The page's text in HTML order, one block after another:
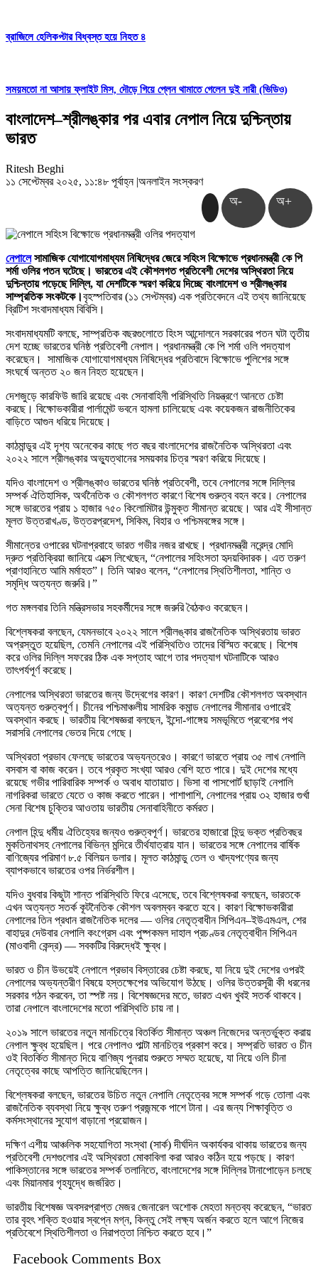
ব্রাজিলে হেলিকপ্টার বিধ্বস্ত হয়ে নিহত ৪
সময়মতো না আসায় ফ্লাইট মিস, দৌড়ে গিয়ে প্লেন থামাতে গেলেন দুই নারী (ভিডিও)
বাংলাদেশ–শ্রীলঙ্কার পর এবার নেপাল নিয়ে দুশ্চিন্তায়
ভারত
Ritesh Beghi
১১ সেপ্টেম্বর ২০২৫, ১১:৪৮ পূর্বাহ্ন |অনলাইন সংস্করণ
অ- অ+
নেপালেসামাজিক যোগাযোগমাধ্যম নিষিদ্ধের জেরে সহিংস বিক্ষোভে প্রধানমন্ত্রী কে পি
শর্মা ওলির পতন ঘটেছে। ভারতের এই কৌশলগত প্রতিবেশী দেশের অস্থিরতা নিয়ে
দুশ্চিন্তায় পড়েছে দিল্লি, যা দেশটিকে স্মরণ করিয়ে দিচ্ছে বাংলাদেশ ও শ্রীলঙ্কার
সাম্প্রতিক সংকটকে।বৃহস্পতিবার (১১ সেপ্টম্বর) এক প্রতিবেদনে এই তথ্য জানিয়েছে
ব্রিটিশ সংবাদমাধ্যম বিবিসি।
সংবাদমাধ্যমটি বলছে, সাম্প্রতিক বছরগুলোতে হিংস আন্দোলনে সরকারের পতন ঘটা তৃতীয়
দেশ হচ্ছে ভারতের ঘনিষ্ঠ প্রতিবেশী নেপাল। প্রধানমন্ত্রী কে পি শর্মা ওলি পদত্যাগ
করেছেন। সামাজিক যোগাযোগমাধ্যম নিষিদ্ধের প্রতিবাদে বিক্ষোভে পুলিশের সঙ্গে
সংঘর্ষে অন্তত ২০ জন নিহত হয়েছেন।
দেশজুড়ে কারফিউ জারি রয়েছে এবং সেনাবাহিনী পরিস্থিতি নিয়ন্ত্রণে আনতে চেষ্টা
করছে। বিক্ষোভকারীরা পার্লামেন্ট ভবনে হামলা চালিয়েছে এবং কয়েকজন রাজনীতিকের
বাড়িতে আগুন ধরিয়ে দিয়েছে।
কাঠমান্ডুর এই দৃশ্য অনেকের কাছে গত বছর বাংলাদেশের রাজনৈতিক অস্থিরতা এবং
২০২২ সালে শ্রীলঙ্কার অভ্যুত্থানের সময়কার চিত্র স্মরণ করিয়ে দিয়েছে।
যদিও বাংলাদেশ ও শ্রীলঙ্কাও ভারতের ঘনিষ্ঠ প্রতিবেশী, তবে নেপালের সঙ্গে দিল্লির
সম্পর্ক ঐতিহাসিক, অর্থনৈতিক ও কৌশলগত কারণে বিশেষ গুরুত্ব বহন করে। নেপালের
সঙ্গে ভারতের প্রায় ১ হাজার ৭৫০ কিলোমিটার উন্মুক্ত সীমান্ত রয়েছে। আর এই সীসান্ত
মূলত উত্তরাখণ্ড, উত্তরপ্রদেশ, সিকিম, বিহার ও পশ্চিমবঙ্গের সঙ্গে।
সীমান্তের ওপারের ঘটনাপ্রবাহে ভারত গভীর নজর রাখছে। প্রধানমন্ত্রী নরেন্দ্র মোদি
দ্রুত প্রতিক্রিয়া জানিয়ে এক্সে লিখেছেন, “নেপালের সহিংসতা হৃদয়বিদারক। এত তরুণ
প্রাণহানিতে আমি মর্মাহত”। তিনি আরও বলেন, “নেপালের স্থিতিশীলতা, শান্তি ও
সমৃদ্ধি অত্যন্ত জরুরি।”
গত মঙ্গলবার তিনি মন্ত্রিসভার সহকর্মীদের সঙ্গে জরুরি বৈঠকও করেছেন।
বিশ্লেষকরা বলছেন, যেমনভাবে ২০২২ সালে শ্রীলঙ্কার রাজনৈতিক অস্থিরতায় ভারত
অপ্রস্তুত হয়েছিল, তেমনি নেপালের এই পরিস্থিতিও তাদের বিস্মিত করেছে। বিশেষ
করে ওলির দিল্লি সফরের ঠিক এক সপ্তাহ আগে তার পদত্যাগ ঘটনাটিকে আরও
তাৎপর্যপূর্ণ করেছে।
নেপালের অস্থিরতা ভারতের জন্য উদ্বেগের কারণ। কারণ দেশটির কৌশলগত অবস্থান
অত্যন্ত গুরুত্বপূর্ণ। চীনের পশ্চিমাঞ্চলীয় সামরিক কমান্ড নেপালের সীমানার ওপারেই
অবস্থান করছে। ভারতীয় বিশেষজ্ঞরা বলছেন, ইন্দো-গাঙ্গেয় সমভূমিতে প্রবেশের পথ
সরাসরি নেপালের ভেতর দিয়ে গেছে।
অস্থিরতা প্রভাব ফেলছে ভারতের অভ্যন্তরেও। কারণে ভারতে প্রায় ৩৫ লাখ নেপালি
বসবাস বা কাজ করেন। তবে প্রকৃত সংখ্যা আরও বেশি হতে পারে। দুই দেশের মধ্যে
রয়েছে গভীর পারিবারিক সম্পর্ক ও অবাধ যাতায়াত। ভিসা বা পাসপোর্ট ছাড়াই নেপালি
নাগরিকরা ভারতে যেতে ও কাজ করতে পারেন। পাশাপাশি, নেপালের প্রায় ৩২ হাজার গুর্খা
সেনা বিশেষ চুক্তির আওতায় ভারতীয় সেনাবাহিনীতে কর্মরত।
নেপাল হিন্দু ধর্মীয় ঐতিহ্যের জন্যও গুরুত্বপূর্ণ। ভারতের হাজারো হিন্দু ভক্ত প্রতিবছর
মুকতিনাথসহ নেপালের বিভিন্ন মন্দিরে তীর্থযাত্রায় যান। ভারতের সঙ্গে নেপালের বার্ষিক
বাণিজ্যের পরিমাণ ৮.৫ বিলিয়ন ডলার। মূলত কাঠমান্ডু তেল ও খাদ্যপণ্যের জন্য
ব্যাপকভাবে ভারতের ওপর নির্ভরশীল।
যদিও বুধবার কিছুটা শান্ত পরিস্থিতি ফিরে এসেছে, তবে বিশ্লেষকরা বলছেন, ভারতকে
এখন অত্যন্ত সতর্ক কূটনৈতিক কৌশল অবলম্বন করতে হবে। কারণ বিক্ষোভকারীরা
নেপালের তিন প্রধান রাজনৈতিক দলের — ওলির নেতৃত্বাধীন সিপিএন–ইউএমএল, শের
বাহাদুর দেউবার নেপালি কংগ্রেস এবং পুষ্পকমল দাহাল প্রচণ্ডর নেতৃত্বাধীন সিপিএন
(মাওবাদী কেন্দ্র) — সবকটির বিরুদ্ধেই ক্ষুব্ধ।
ভারত ও চীন উভয়েই নেপালে প্রভাব বিস্তারের চেষ্টা করছে, যা নিয়ে দুই দেশের ওপরই
নেপালের অভ্যন্তরীণ বিষয়ে হস্তক্ষেপের অভিযোগ উঠছে। ওলির উত্তরসূরী কী ধরনের
সরকার গঠন করবেন, তা স্পষ্ট নয়। বিশেষজ্ঞদের মতে, ভারত এখন খুবই সতর্ক থাকবে।
তারা নেপালে বাংলাদেশের মতো পরিস্থিতি চায় না।
২০১৯ সালে ভারতের নতুন মানচিত্রে বিতর্কিত সীমান্ত অঞ্চল নিজেদের অন্তর্ভুক্ত করায়
নেপাল ক্ষুব্ধ হয়েছিল। পরে নেপালও পাল্টা মানচিত্র প্রকাশ করে। সম্প্রতি ভারত ও চীন
ওই বিতর্কিত সীমান্ত দিয়ে বাণিজ্য পুনরায় শুরুতে সম্মত হয়েছে, যা নিয়ে ওলি চীনা
নেতৃত্বের কাছে আপত্তি জানিয়েছিলেন।
বিশ্লেষকরা বলছেন, ভারতের উচিত নতুন নেপালি নেতৃত্বের সঙ্গে সম্পর্ক গড়ে তোলা এবং
রাজনৈতিক ব্যবস্থা নিয়ে ক্ষুব্ধ তরুণ প্রজন্মকে পাশে টানা। এর জন্য শিক্ষাবৃত্তি ও
কর্মসংস্থানের সুযোগ বাড়ানো প্রয়োজন।
দক্ষিণ এশীয় আঞ্চলিক সহযোগিতা সংস্থা (সার্ক) দীর্ঘদিন অকার্যকর থাকায় ভারতের জন্য
প্রতিবেশী দেশগুলোর এই অস্থিরতা মোকাবিলা করা আরও কঠিন হয়ে পড়ছে। কারণ
পাকিস্তানের সঙ্গে ভারতের সম্পর্ক তলানিতে, বাংলাদেশের সঙ্গে দিল্লির টানাপোড়েন চলছে
এবং মিয়ানমার গৃহযুদ্ধে জর্জরিত।
ভারতীয় বিশেষজ্ঞ অবসরপ্রাপ্ত মেজর জেনারেল অশোক মেহতা মন্তব্য করেছেন, “ভারত
তার বৃহৎ শক্তি হওয়ার স্বপ্নে মগ্ন, কিন্তু সেই লক্ষ্য অর্জন করতে হলে আগে নিজের
প্রতিবেশে স্থিতিশীলতা ও নিরাপত্তা নিশ্চিত করতে হবে।”
Facebook Comments Box